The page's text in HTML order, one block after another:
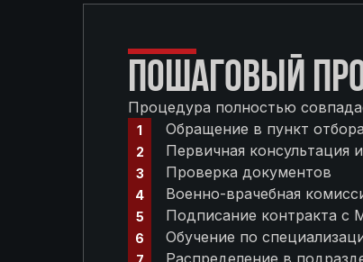
ПОШАГОВЫЙ
Процедура полностью
Обращение в пункт
Первичная консультация
Проверка документов
Военно-врачебная
Подписание контракта с
Обучение по